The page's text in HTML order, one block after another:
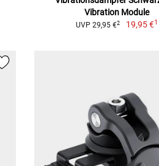
Vibration Module
UVP 29,95 €2 19,95 €1